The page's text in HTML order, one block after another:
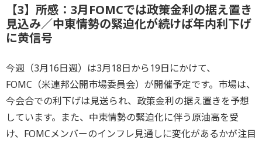
【3】所感：3月FOMCでは政策金利の据え置き
見込み／中東情勢の緊迫化が続けば年内利下げ
に黄信号
今週（3月16日週）は3月18日から19日にかけて、
FOMC（米連邦公開市場委員会）が開催予定です。市場は、
今会合での利下げは見送られ、政策金利の据え置きを予想
しています。また、中東情勢の緊迫化に伴う原油高を受
け、FOMCメンバーのインフレ見通しに変化があるかが注目